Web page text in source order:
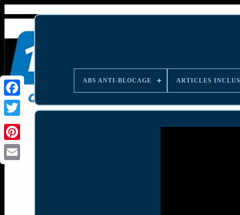
ABS ANTI-BLOCAGE ARTICLES INCLUS